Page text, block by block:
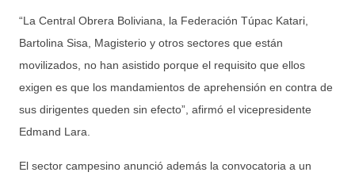
“La Central Obrera Boliviana, la Federación Túpac Katari,
Bartolina Sisa, Magisterio y otros sectores que están
movilizados, no han asistido porque el requisito que ellos
exigen es que los mandamientos de aprehensión en contra de
sus dirigentes queden sin efecto”, afirmó el vicepresidente
Edmand Lara.
El sector campesino anunció además la convocatoria a un